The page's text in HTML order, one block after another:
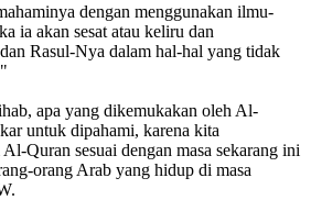
dengan menggunakan ilmu-
ia akan sesat atau keliru dan
Rasul-Nya dalam hal-hal yang tidak
apa yang dikemukakan oleh Al-
untuk dipahami, karena kita
Quran sesuai dengan masa sekarang ini
orang Arab yang hidup di masa